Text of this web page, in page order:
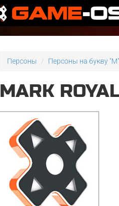
Персоны Персоны на букву "M"
MARK